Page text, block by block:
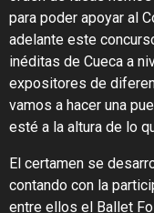
para poder apoyar al
adelante este
inéditas de Cueca a
expositores de
vamos a hacer una
esté a la altura de lo
El certamen se
contando con la
entre ellos el Ballet